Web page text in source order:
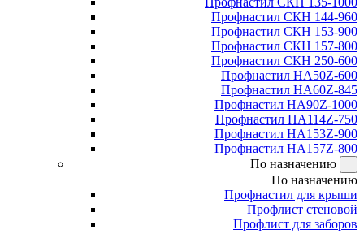
Профнастил СКН 144-960
Профнастил СКН 153-900
Профнастил СКН 157-800
Профнастил СКН 250-600
Профнастил НА50Z-600
Профнастил НА60Z-845
Профнастил НА90Z-1000
Профнастил НА114Z-750
Профнастил НА153Z-900
Профнастил НА157Z-800
По назначению
По назначению
Профнастил для крыши
Профлист стеновой
Профлист для заборов